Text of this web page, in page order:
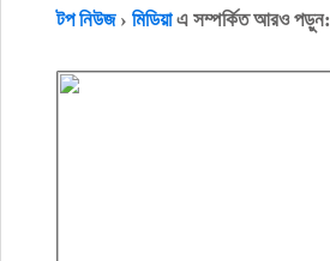
টপ নিউজ›মিডিয়াএ সম্পর্কিত আরও পড়ুন: